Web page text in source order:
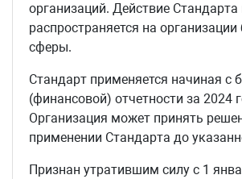
организаций. Действие Стандарта
распространяется на
сферы.
Стандарт применяется начиная с
(финансовой) отчетности за 2024
Организация может принять
применении Стандарта до
Признан утратившим силу с 1